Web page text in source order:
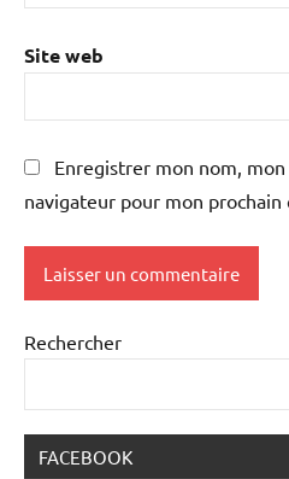
Site web
Enregistrer mon nom,
navigateur pour mon prochain
Rechercher
FACEBOOK